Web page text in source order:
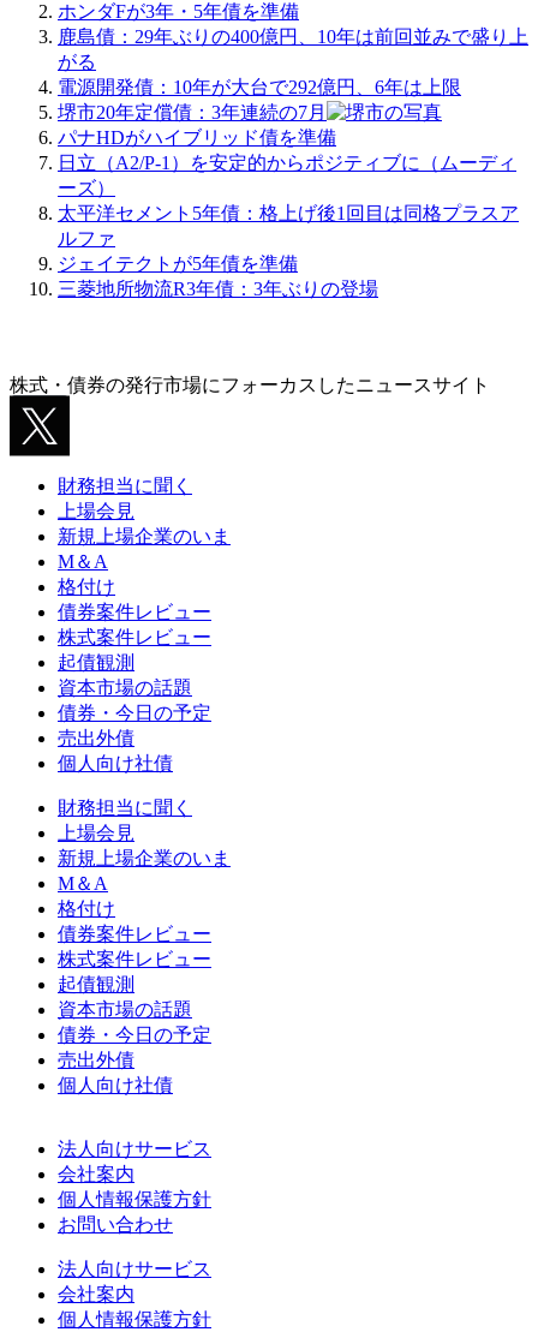
ホンダFが3年・5年債を準備
鹿島債：29年ぶりの400億円、10年は前回並みで盛り上
がる
電源開発債：10年が大台で292億円、6年は上限
堺市20年定償債：3年連続の7月
パナHDがハイブリッド債を準備
日立（A2/P-1）を安定的からポジティブに（ムーディ
ーズ）
太平洋セメント5年債：格上げ後1回目は同格プラスア
ルファ
ジェイテクトが5年債を準備
三菱地所物流R3年債：3年ぶりの登場
株式・債券の発行市場にフォーカスしたニュースサイト
財務担当に聞く
上場会見
新規上場企業のいま
M＆A
格付け
債券案件レビュー
株式案件レビュー
起債観測
資本市場の話題
債券・今日の予定
売出外債
個人向け社債
財務担当に聞く
上場会見
新規上場企業のいま
M＆A
格付け
債券案件レビュー
株式案件レビュー
起債観測
資本市場の話題
債券・今日の予定
売出外債
個人向け社債
法人向けサービス
会社案内
個人情報保護方針
お問い合わせ
法人向けサービス
会社案内
個人情報保護方針